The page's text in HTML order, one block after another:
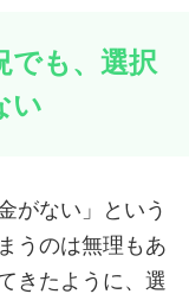
でも、選択
い
がない」という
うのは無理もあ
きたように、選